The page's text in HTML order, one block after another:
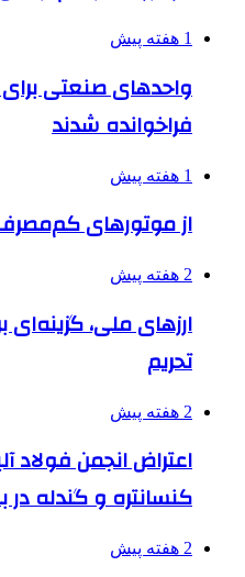
1 هفته پیش
واحدهای صنعتی برای
فراخوانده شدند
1 هفته پیش
از موتورهای
2 هفته پیش
ارزهای ملی،
تحریم
2 هفته پیش
اعتراض انجمن فولاد
کنسانتره و گندله در
2 هفته پیش